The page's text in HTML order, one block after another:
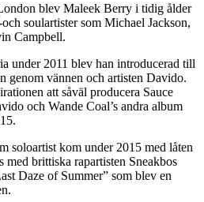
blev Maleek Berry i tidig ålder
soulartister som Michael Jackson,
Campbell.
under 2011 blev han introducerad till
genom vännen och artisten Davido.
att såväl producera Sauce
och Wande Coal’s andra album
soloartist kom under 2015 med låten
med brittiska rapartisten Sneakbos
Daze of Summer” som blev en